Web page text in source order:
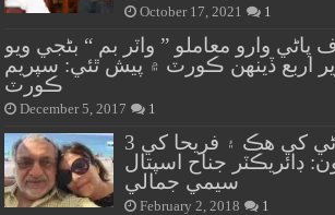
October 17, 2021 1
پاڻي وارو معاملو ” واٽر بم “ بڻجي ويو
اربع ڏينهن ڪورٽ ۾ پيش ٿئي: سپريم
ڪورٽ
December 5, 2017 1
هزار خان بجاراڻي کي هڪ ۽ فريحا کي 3
ڊائريڪٽر جناح اسپتال
سيمي جمالي
February 2, 2018 1